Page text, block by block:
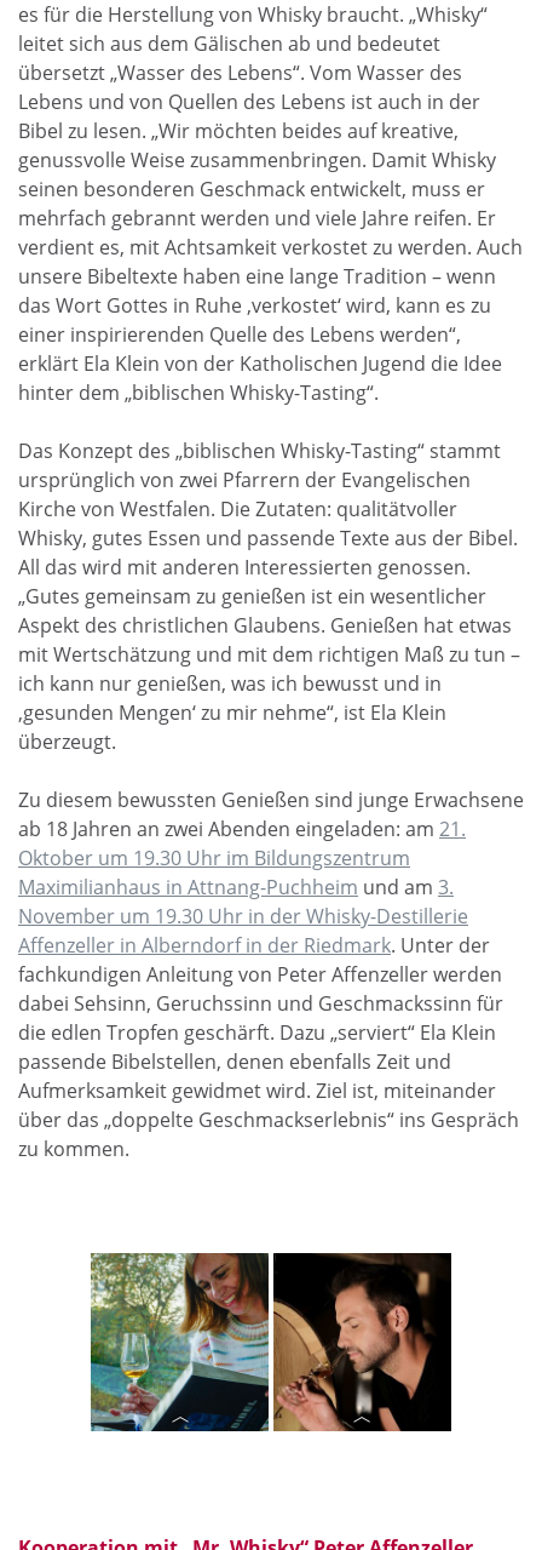
es für die Herstellung von Whisky braucht. „Whisky“
leitet sich aus dem Gälischen ab und bedeutet
übersetzt „Wasser des Lebens“. Vom Wasser des
Lebens und von Quellen des Lebens ist auch in der
Bibel zu lesen. „Wir möchten beides auf kreative,
genussvolle Weise zusammenbringen. Damit Whisky
seinen besonderen Geschmack entwickelt, muss er
mehrfach gebrannt werden und viele Jahre reifen. Er
verdient es, mit Achtsamkeit verkostet zu werden. Auch
unsere Bibeltexte haben eine lange Tradition – wenn
das Wort Gottes in Ruhe ‚verkostet‘ wird, kann es zu
einer inspirierenden Quelle des Lebens werden“,
erklärt Ela Klein von der Katholischen Jugend die Idee
hinter dem „biblischen Whisky-Tasting“.
Das Konzept des „biblischen Whisky-Tasting“ stammt
ursprünglich von zwei Pfarrern der Evangelischen
Kirche von Westfalen. Die Zutaten: qualitätvoller
Whisky, gutes Essen und passende Texte aus der Bibel.
All das wird mit anderen Interessierten genossen.
„Gutes gemeinsam zu genießen ist ein wesentlicher
Aspekt des christlichen Glaubens. Genießen hat etwas
mit Wertschätzung und mit dem richtigen Maß zu tun –
ich kann nur genießen, was ich bewusst und in
‚gesunden Mengen‘ zu mir nehme“, ist Ela Klein
überzeugt.
Zu diesem bewussten Genießen sind junge Erwachsene
ab 18 Jahren an zwei Abenden eingeladen: am 21.
Oktober um 19.30 Uhr im Bildungszentrum
Maximilianhaus in Attnang-Puchheim und am 3.
November um 19.30 Uhr in der Whisky-Destillerie
Affenzeller in Alberndorf in der Riedmark. Unter der
fachkundigen Anleitung von Peter Affenzeller werden
dabei Sehsinn, Geruchssinn und Geschmackssinn für
die edlen Tropfen geschärft. Dazu „serviert“ Ela Klein
passende Bibelstellen, denen ebenfalls Zeit und
Aufmerksamkeit gewidmet wird. Ziel ist, miteinander
über das „doppelte Geschmackserlebnis“ ins Gespräch
zu kommen.